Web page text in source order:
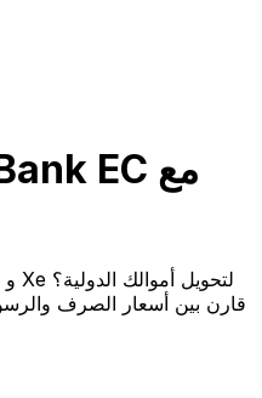
قارن بين أسعار الصرف